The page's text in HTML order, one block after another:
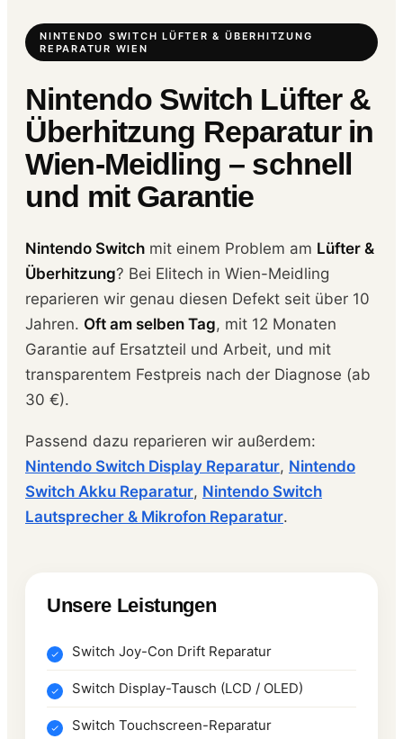
NINTENDO SWITCH LÜFTER & ÜBERHITZUNG
REPARATUR WIEN
Nintendo Switch Lüfter &
Überhitzung Reparatur in
Wien-Meidling – schnell
und mit Garantie
Nintendo Switch mit einem Problem am Lüfter &
Überhitzung? Bei Elitech in Wien-Meidling
reparieren wir genau diesen Defekt seit über 10
Jahren. Oft am selben Tag, mit 12 Monaten
Garantie auf Ersatzteil und Arbeit, und mit
transparentem Festpreis nach der Diagnose (ab
30 €).
Passend dazu reparieren wir außerdem:
Nintendo Switch Display Reparatur, Nintendo
Switch Akku Reparatur, Nintendo Switch
Lautsprecher & Mikrofon Reparatur.
Unsere Leistungen
Switch Joy-Con Drift Reparatur
Switch Display-Tausch (LCD / OLED)
Switch Touchscreen-Reparatur